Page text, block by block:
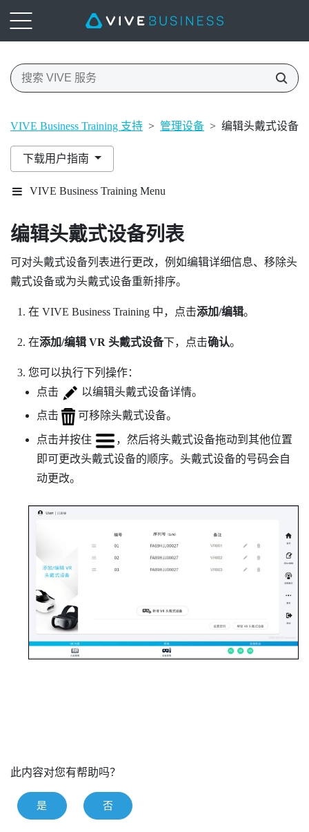
VIVE Business Training 支持 > 管理设备 > 编辑头戴式设备
下载用户指南
VIVE Business Training Menu
编辑头戴式设备列表
可对头戴式设备列表进行更改，例如编辑详细信息、移除头
戴式设备或为头戴式设备重新排序。
在 VIVE Business Training中，点击添加/编辑。
在添加/编辑 VR 头戴式设备下，点击确认。
您可以执行下列操作：
点击
以编辑头戴式设备详情。
点击 可移除头戴式设备。
点击并按住
，然后将头戴式设备拖动到其他位置
即可更改头戴式设备的顺序。头戴式设备的号码会自
动更改。
此内容对您有帮助吗？
是 否